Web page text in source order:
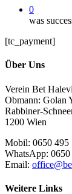
0
was
[tc_payment]
Über Uns
Verein Bet
Obmann: Golan
Rabbiner-
1200 Wien
Mobil: 0650 495
WhatsApp:
Email:
Weitere Links